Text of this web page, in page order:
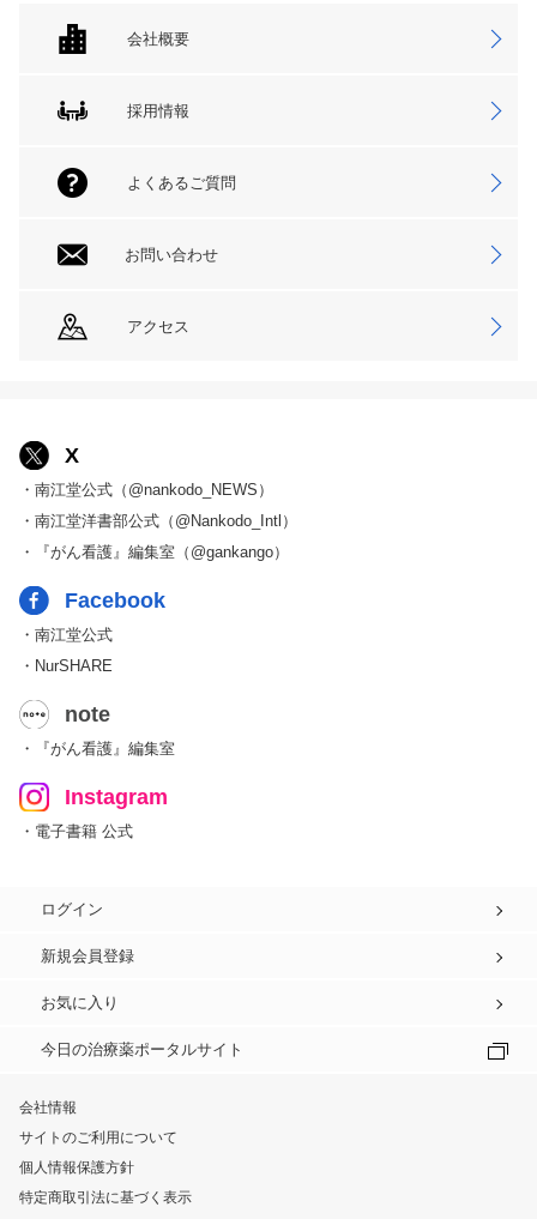
会社概要
採用情報
よくあるご質問
お問い合わせ
アクセス
X
・南江堂公式（@nankodo_NEWS）
・南江堂洋書部公式（@Nankodo_Intl）
・『がん看護』編集室（@gankango）
Facebook
・南江堂公式
・NurSHARE
note
・『がん看護』編集室
Instagram
・電子書籍 公式
ログイン
新規会員登録
お気に入り
今日の治療薬ポータルサイト
会社情報
サイトのご利用について
個人情報保護方針
特定商取引法に基づく表示